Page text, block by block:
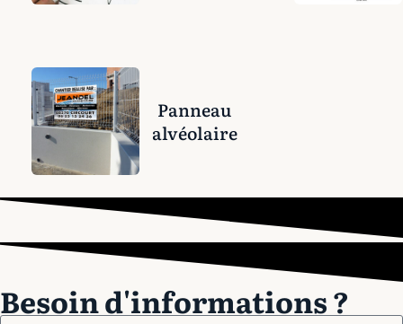
Panneau
alvéolaire
Besoin d'informations ?